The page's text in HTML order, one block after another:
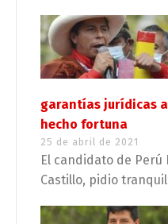
garantías jurídicas
hecho fortuna
25 de abril de 2021
El candidato de Perú
Castillo, pidio